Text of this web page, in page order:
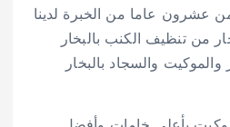
عشرون عاما من الخبرة لدينا
من تنظيف الكنب بالبخار
والسجاد بالبخار